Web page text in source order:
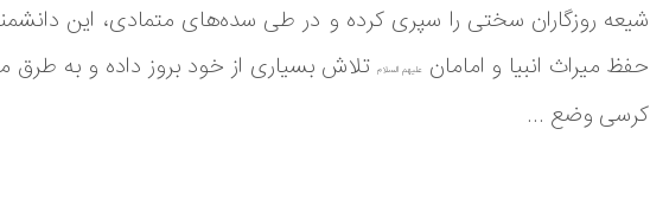
شیعه روزگاران سختی را سپری کرده و در طی سده‌های متمادی، این
حفظ میراث انبیا و امامان
علیهم السلامتلاش بسیاری از خود بروز داده و به طرق
کرسی وضع ...